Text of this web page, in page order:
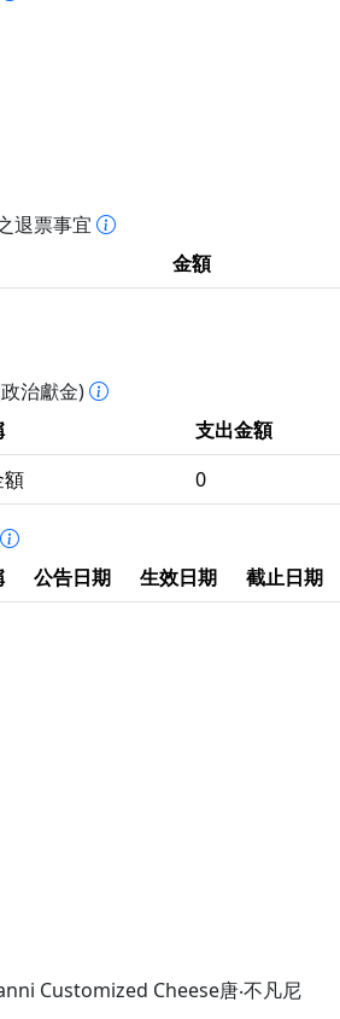
退票事宜
金額
治獻金)
支出金額
額
0
公告日期 生效日期 截止日期
Customized Cheese唐‧不凡尼